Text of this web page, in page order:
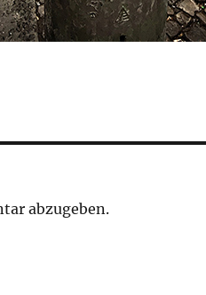
abzugeben.